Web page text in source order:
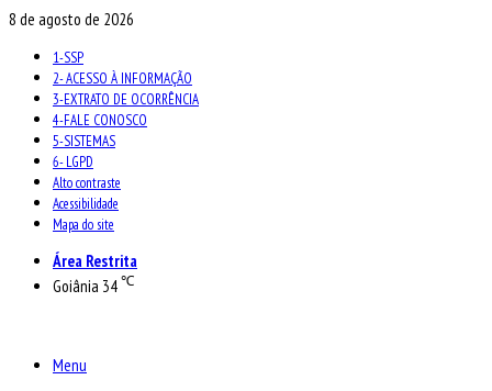
8 de agosto de 2026
1-SSP
2- ACESSO À INFORMAÇÃO
3-EXTRATO DE OCORRÊNCIA
4-FALE CONOSCO
5-SISTEMAS
6- LGPD
Alto contraste
Acessibilidade
Mapa do site
Área Restrita
Goiânia 34℃
Menu